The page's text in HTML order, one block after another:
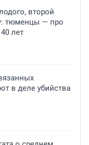
второй
тюменцы — про
лет
в деле убийства